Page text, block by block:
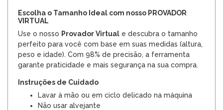
Escolha o Tamanho Ideal com nosso PROVADOR
VIRTUAL
Use o nosso Provador Virtual e descubra o tamanho
perfeito para você com base em suas medidas (altura,
peso e idade). Com 98% de precisão, a ferramenta
garante praticidade e mais segurança na sua compra.
Instruções de Cuidado
Lavar à mão ou em ciclo delicado na máquina
Não usar alvejante